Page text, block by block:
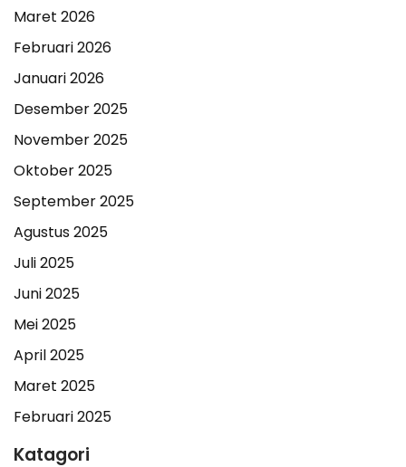
Maret 2026
Februari 2026
Januari 2026
Desember 2025
November 2025
Oktober 2025
September 2025
Agustus 2025
Juli 2025
Juni 2025
Mei 2025
April 2025
Maret 2025
Februari 2025
Katagori